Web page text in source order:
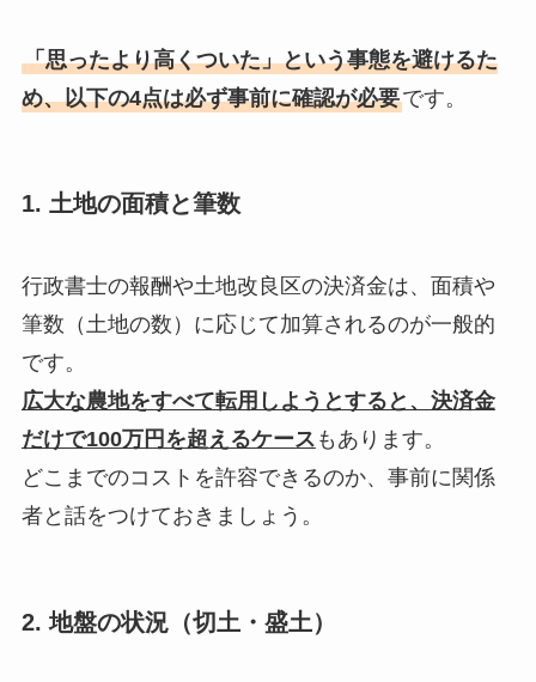
「思ったより高くついた」という事態を避けるた
め、以下の4点は必ず事前に確認が必要です。
1. 土地の面積と筆数
行政書士の報酬や土地改良区の決済金は、面積や
筆数（土地の数）に応じて加算されるのが一般的
です。
広大な農地をすべて転用しようとすると、決済金
だけで100万円を超えるケース もあります。
どこまでのコストを許容できるのか、事前に関係
者と話をつけておきましょう。
2. 地盤の状況（切土・盛土）